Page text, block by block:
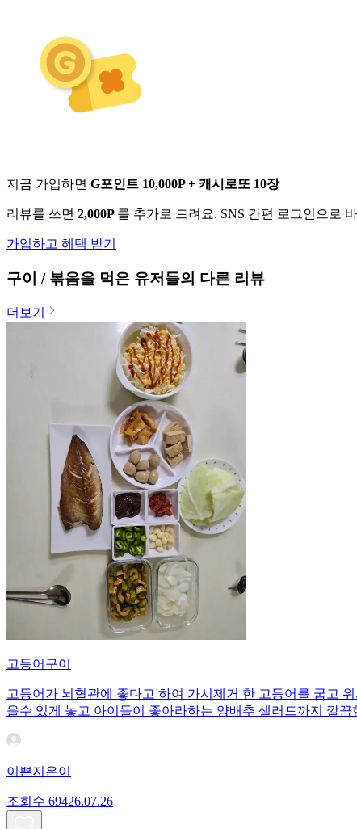
지금 가입하면 G포인트 10,000P + 캐시로또 10장
리뷰를 쓰면 2,000P 를 추가로 드려요. SNS 간편 로그인으로
가입하고 혜택 받기
구이 / 볶음을 먹은 유저들의 다른 리뷰
더보기
고등어구이
고등어가 뇌혈관에 좋다고 하여 가시제거 한 고등어를 굽고
을수 있게 놓고 아이들이 좋아라하는 양배추 샐러드까지 깔
이쁜지은이
조회수 69426.07.26